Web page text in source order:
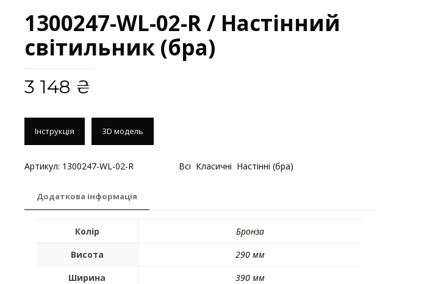
1300247-WL-02-R / Настінний
світильник (бра)
3 148 ₴
Інструкція 3D модель
Артикул: 1300247-WL-02-R Bсі Класичні Настінні (бра)
Додаткова інформація
Колір
Бронза
Висота
290 мм
Ширина
390 мм